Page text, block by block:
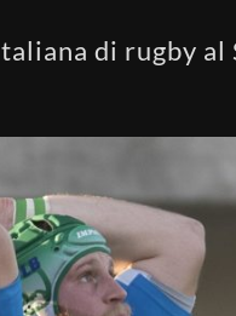
di rugby